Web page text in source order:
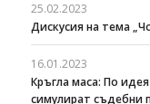
25.02.2023
Дискусия на тема
16.01.2023
Кръгла маса: По
симулират съдебни